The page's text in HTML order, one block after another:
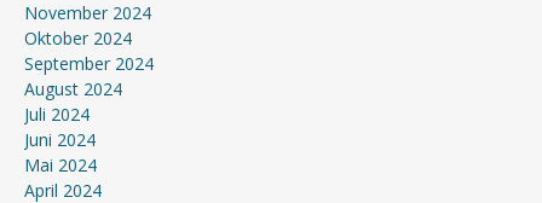
November 2024
Oktober 2024
September 2024
August 2024
Juli 2024
Juni 2024
Mai 2024
April 2024